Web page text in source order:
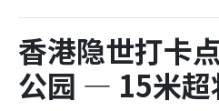
香港隐世打卡
公园 — 15米超